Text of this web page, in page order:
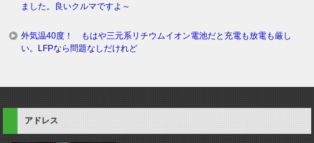
ました。良いクルマですよ～
外気温40度！ もはや三元系リチウムイオン電池だと充電も放電も厳し
い。LFPなら問題なしだけれど
アドレス